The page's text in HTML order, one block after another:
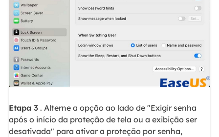
Etapa 3. Alterne a opção ao lado de "Exigir senha
após o início da proteção de tela ou a exibição ser
desativada" para ativar a proteção por senha,